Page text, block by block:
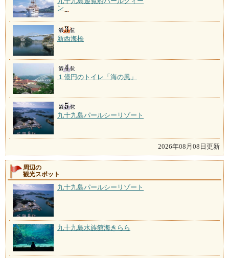
ン
新西海橋
１億円のトイレ「海の風」
九十九島パールシーリゾート
2026年08月08日更新
周辺の
観光スポット
九十九島パールシーリゾート
九十九島水族館海きらら